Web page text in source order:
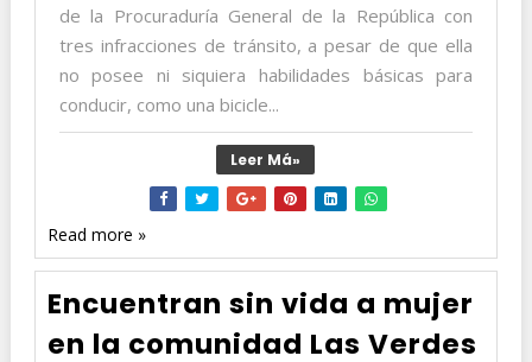
de la Procuraduría General de la República con
tres infracciones de tránsito, a pesar de que ella
no posee ni siquiera habilidades básicas para
conducir, como una bicicle...
Leer Má»
Read more »
Encuentran sin vida a mujer
en la comunidad Las Verdes